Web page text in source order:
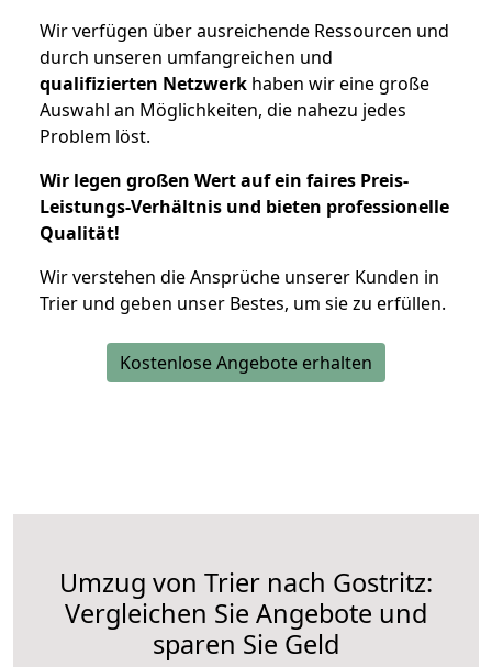
Wir verfügen über ausreichende Ressourcen und
durch unseren umfangreichen und
qualifizierten Netzwerk haben wir eine große
Auswahl an Möglichkeiten, die nahezu jedes
Problem löst.
Wir legen großen Wert auf ein faires Preis-
Leistungs-Verhältnis und bieten professionelle
Qualität!
Wir verstehen die Ansprüche unserer Kunden in
Trier und geben unser Bestes, um sie zu erfüllen.
Kostenlose Angebote erhalten
Umzug von Trier nach Gostritz:
Vergleichen Sie Angebote und
sparen Sie Geld